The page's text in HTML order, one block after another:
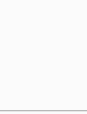
festival